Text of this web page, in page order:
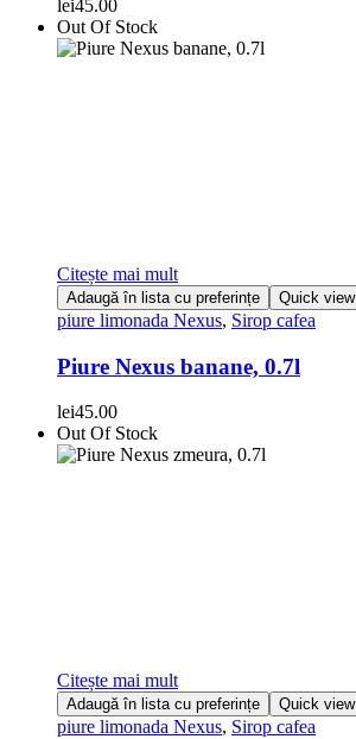
lei45.00
Out Of Stock
Citește mai mult
Adaugă în lista cu preferințe Quick view
piure limonada Nexus, Sirop cafea
Piure Nexus banane, 0.7l
lei45.00
Out Of Stock
Citește mai mult
Adaugă în lista cu preferințe Quick view
piure limonada Nexus, Sirop cafea